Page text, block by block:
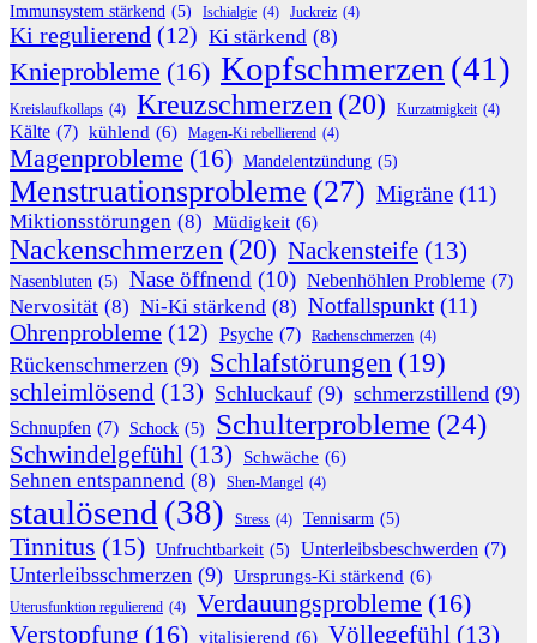
Immunsystem stärkend (5) Ischialgie (4) Juckreiz (4)
Ki regulierend (12) Ki stärkend (8)
Knieprobleme (16) Kopfschmerzen (41)
Kreislaufkollaps (4) Kreuzschmerzen (20) Kurzatmigkeit (4)
Kälte (7) kühlend (6) Magen-Ki rebellierend (4)
Magenprobleme (16) Mandelentzündung (5)
Menstruationsprobleme (27) Migräne (11)
Miktionsstörungen (8) Müdigkeit (6)
Nackenschmerzen (20) Nackensteife (13)
Nasenbluten (5) Nase öffnend (10) Nebenhöhlen Probleme (7)
Nervosität (8) Ni-Ki stärkend (8) Notfallspunkt (11)
Ohrenprobleme (12) Psyche (7) Rachenschmerzen (4)
Rückenschmerzen (9) Schlafstörungen (19)
schleimlösend (13) Schluckauf (9) schmerzstillend (9)
Schnupfen (7) Schock (5) Schulterprobleme (24)
Schwindelgefühl (13) Schwäche (6)
Sehnen entspannend (8) Shen-Mangel (4)
staulösend (38) Stress (4) Tennisarm (5)
Tinnitus (15) Unfruchtbarkeit (5) Unterleibsbeschwerden (7)
Unterleibsschmerzen (9) Ursprungs-Ki stärkend (6)
Uterusfunktion regulierend (4) Verdauungsprobleme (16)
Verstopfung (16) vitalisierend (6) Völlegefühl (13)